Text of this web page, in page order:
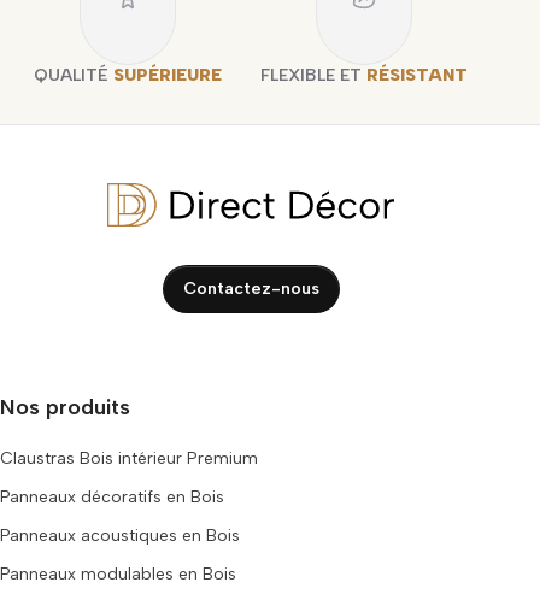
QUALITÉ SUPÉRIEURE FLEXIBLE ET RÉSISTANT
Contactez-nous
Nos produits
Claustras Bois intérieur Premium
Panneaux décoratifs en Bois
Panneaux acoustiques en Bois
Panneaux modulables en Bois